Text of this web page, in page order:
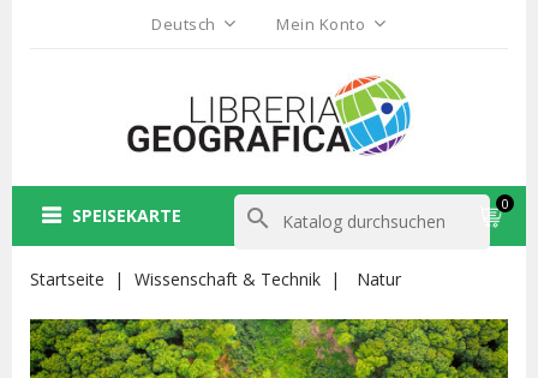
Deutsch Mein Konto
0
SPEISEKARTE search
Startseite Wissenschaft & Technik Natur